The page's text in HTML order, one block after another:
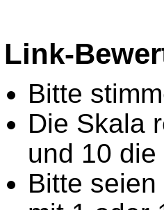
Link-
Bitte
Die Skala
und 10
Bitte